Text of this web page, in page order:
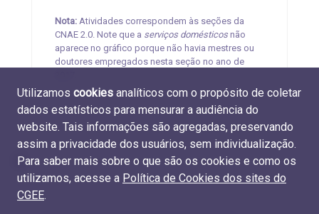
Nota: Atividades correspondem às seções da
CNAE 2.0. Note que a serviços domésticosnão
aparece no gráfico porque não havia mestres ou
doutores empregados nesta seção no ano de
Utilizamos cookies analíticos com o propósito de coletar
dados estatísticos para mensurar a audiência do
website. Tais informações são agregadas, preservando
assim a privacidade dos usuários, sem individualização.
Para saber mais sobre o que são os cookies e como os
utilizamos, acesse a Política de Cookies dos sites do
CGEE.